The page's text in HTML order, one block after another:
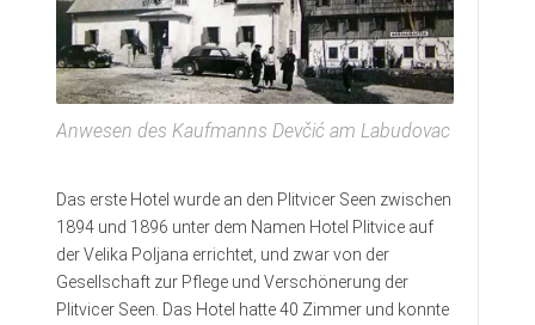
Anwesen des Kaufmanns Devčić am Labudovac
Das erste Hotel wurde an den Plitvicer Seen zwischen
1894 und 1896 unter dem Namen Hotel Plitvice auf
der Velika Poljana errichtet, und zwar von der
Gesellschaft zur Pflege und Verschönerung der
Plitvicer Seen. Das Hotel hatte 40 Zimmer und konnte